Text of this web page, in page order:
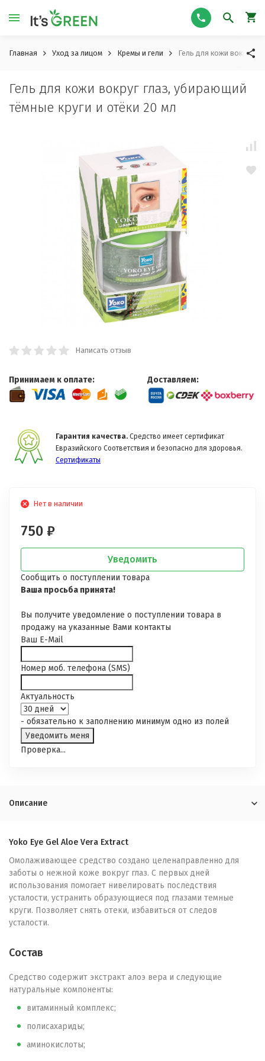
Главная Уход за лицом Кремы и гели Гель для кожи вокруг
Гель для кожи вокруг глаз, убирающий
тёмные круги и отёки 20 мл
Написать отзыв
Принимаем к оплате: Доставляем:
Гарантия качества. Средство имеет сертификат
Евразийского Соответствия и безопасно для здоровья.
Сертификаты
Нет в наличии
750 ₽
Уведомить
Сообщить о поступлении товара
Ваша просьба принята!
Вы получите уведомление о поступлении товара в
продажу на указанные Вами контакты
Ваш E-Mail
Номер моб. телефона (SMS)
Актуальность
- обязательно к заполнению минимум одно из полей
Проверка...
Описание
Yoko Eye Gel Aloe Vera Extract
Омолаживающее средство создано целенаправленно для
заботы о нежной коже вокруг глаз. С первых дней
использования помогает нивелировать последствия
усталости, устранить образующиеся под глазами темные
круги. Позволяет снять отеки, избавиться от следов
усталости.
Состав
Средство содержит экстракт алоэ вера и следующие
натуральные компоненты:
витаминный комплекс;
полисахариды;
аминокислоты;